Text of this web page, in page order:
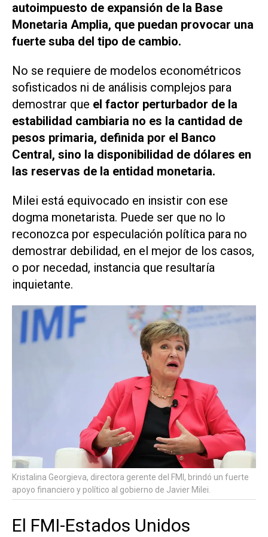
autoimpuesto de expansión de la Base
Monetaria Amplia, que puedan provocar una
fuerte suba del tipo de cambio.
No se requiere de modelos econométricos
sofisticados ni de análisis complejos para
demostrar que el factor perturbador de la
estabilidad cambiaria no es la cantidad de
pesos primaria, definida por el Banco
Central, sino la disponibilidad de dólares en
las reservas de la entidad monetaria.
Milei está equivocado en insistir con ese
dogma monetarista. Puede ser que no lo
reconozca por especulación política para no
demostrar debilidad, en el mejor de los casos,
o por necedad, instancia que resultaría
inquietante.
Kristalina Georgieva, directora gerente del FMI, brindó un fuerte
apoyo financiero y político al gobierno de Javier Milei.
El FMI-Estados Unidos